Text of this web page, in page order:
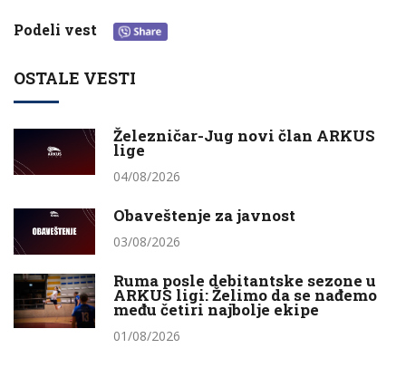
Podeli vest
OSTALE VESTI
Železničar-Jug novi član ARKUS
lige
04/08/2026
Obaveštenje za javnost
03/08/2026
Ruma posle debitantske sezone u
ARKUS ligi: Želimo da se nađemo
među četiri najbolje ekipe
01/08/2026